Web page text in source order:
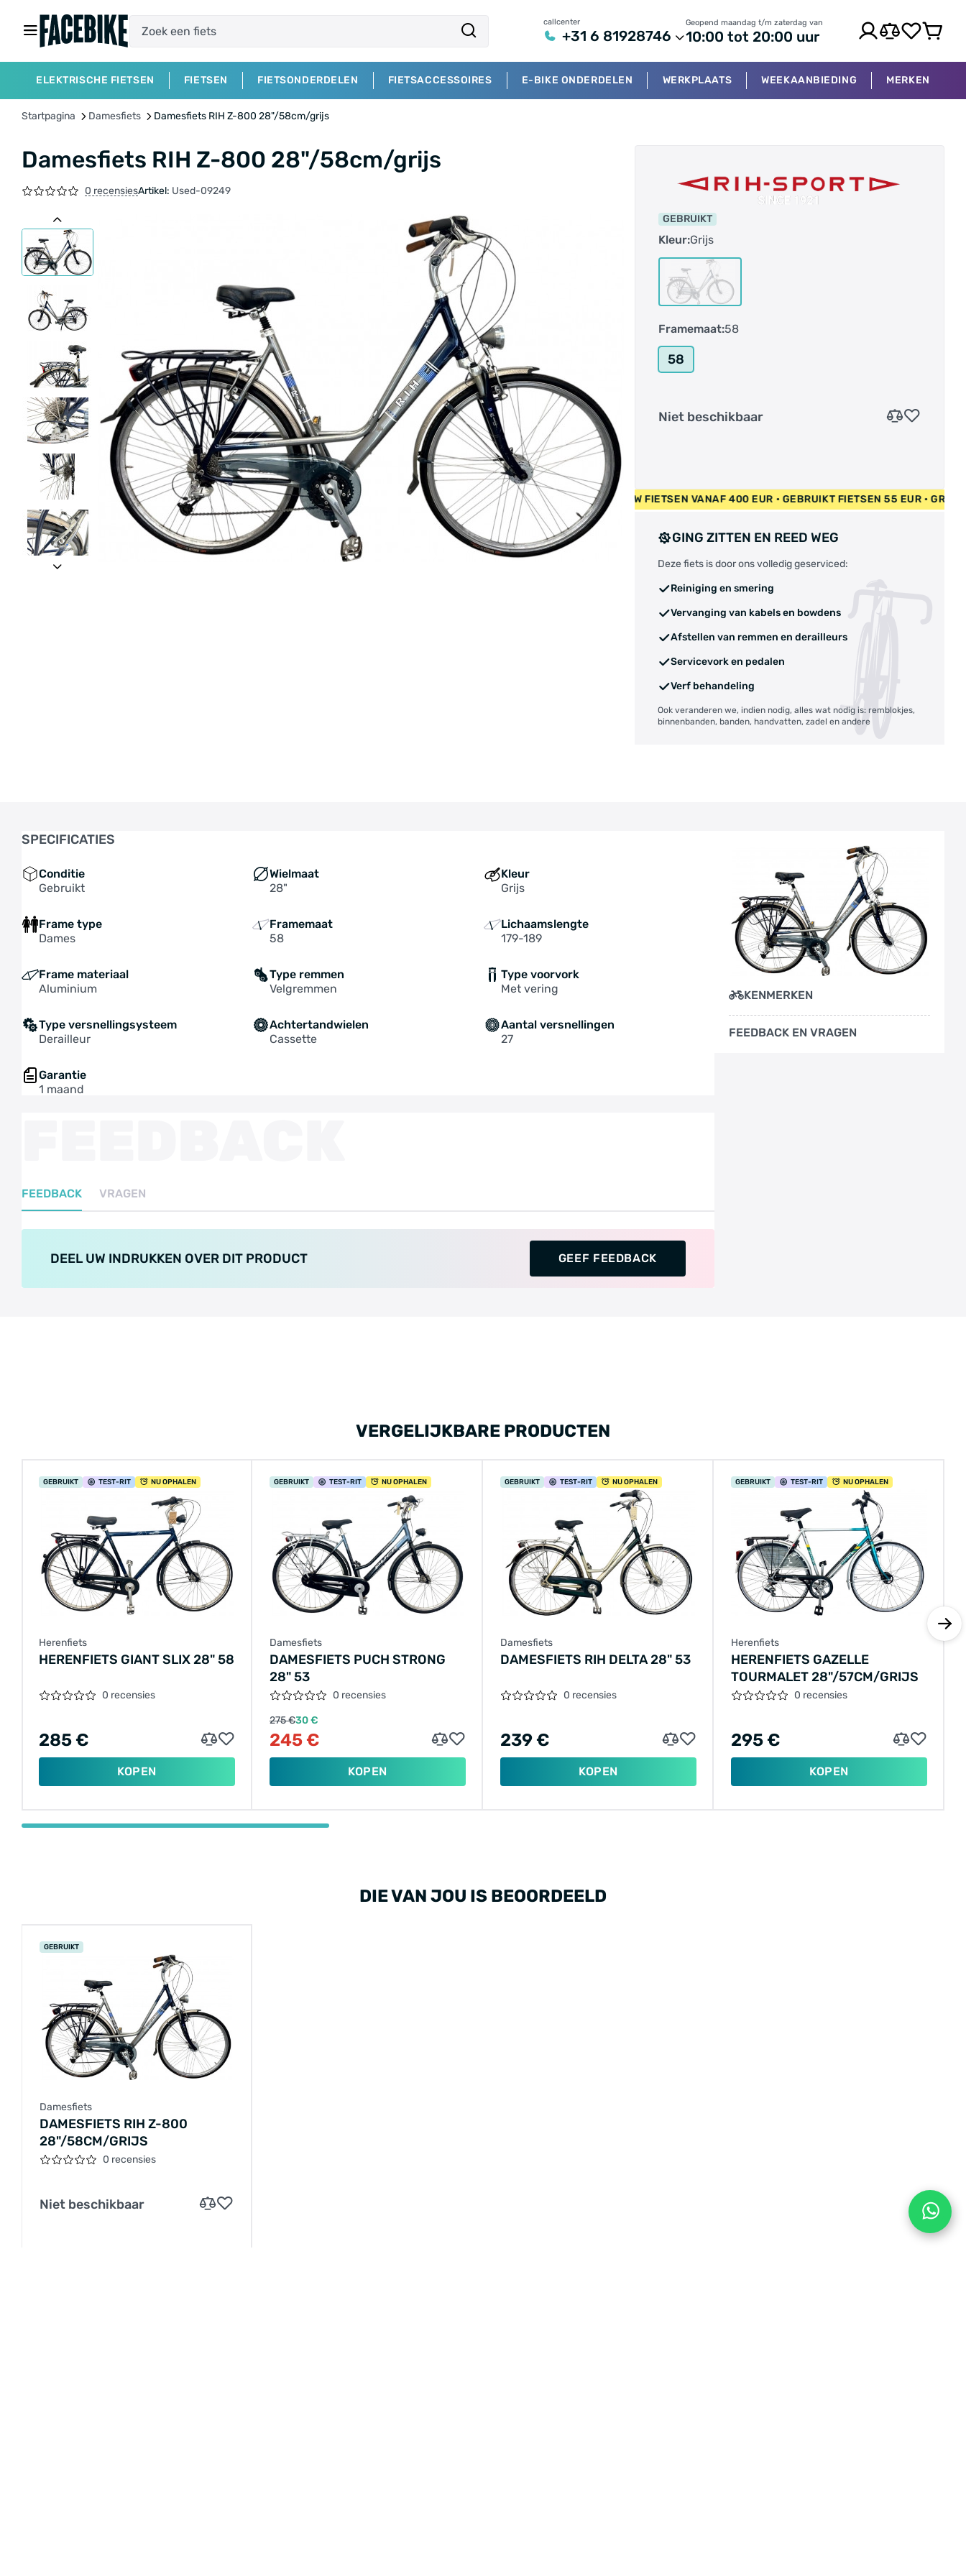
callcenter
+31 6 81928746
Geopend maandag t/m zaterdag van
10:00 tot 20:00 uur
ELEKTRISCHE FIETSEN FIETSEN FIETSONDERDELEN FIETSACCESSOIRES E-BIKE ONDERDELEN WERKPLAATS WEEKAANBIEDING MERKEN
Startpagina Damesfiets Damesfiets RIH Z-800 28"/58cm/grijs
Damesfiets RIH Z-800 28"/58cm/grijs
0 recensiesArtikel: Used-09249
GEBRUIKT
Kleur:Grijs
Framemaat:58
58
Niet beschikbaar
• GRATIS VERZENDING OP NIEUW FIETSEN VANAF 400 EUR • GEBRUIKT FIETSEN 55
GING ZITTEN EN REED WEG
Deze fiets is door ons volledig geserviced:
Reiniging en smering
Vervanging van kabels en bowdens
Afstellen van remmen en derailleurs
Servicevork en pedalen
Verf behandeling
Ook veranderen we, indien nodig, alles wat nodig is: remblokjes,
binnenbanden, banden, handvatten, zadel en andere
SPECIFICATIES
Conditie
Gebruikt
Wielmaat
28"
Kleur
Grijs
Frame type
Dames
Framemaat
58
Lichaamslengte
179-189
Frame materiaal
Aluminium
Type remmen
Velgremmen
Type voorvork
Met vering
Type versnellingsysteem
Derailleur
Achtertandwielen
Cassette
Aantal versnellingen
27
Garantie
1 maand
FEEDBACK VRAGEN
DEEL UW INDRUKKEN OVER DIT PRODUCT GEEF FEEDBACK
KENMERKEN
FEEDBACK EN VRAGEN
VERGELIJKBARE PRODUCTEN
GEBRUIKT TEST-RIT NU OPHALEN
Herenfiets
HERENFIETS GIANT SLIX 28" 58
0 recensies
285 €
KOPEN
GEBRUIKT TEST-RIT NU OPHALEN
Damesfiets
DAMESFIETS PUCH STRONG
28" 53
0 recensies
275 €30 €
245 €
KOPEN
GEBRUIKT TEST-RIT NU OPHALEN
Damesfiets
DAMESFIETS RIH DELTA 28" 53
0 recensies
239 €
KOPEN
GEBRUIKT TEST-RIT NU OPHALEN
Herenfiets
HERENFIETS GAZELLE
TOURMALET 28"/57CM/GRIJS
0 recensies
295 €
KOPEN
DIE VAN JOU IS BEOORDEELD
GEBRUIKT
Damesfiets
DAMESFIETS RIH Z-800
28"/58CM/GRIJS
0 recensies
Niet beschikbaar